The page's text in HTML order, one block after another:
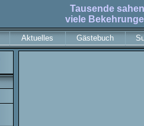
Tausende
viele
Aktuelles Gästebuch